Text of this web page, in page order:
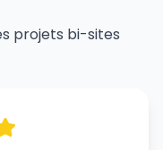
projets bi-sites